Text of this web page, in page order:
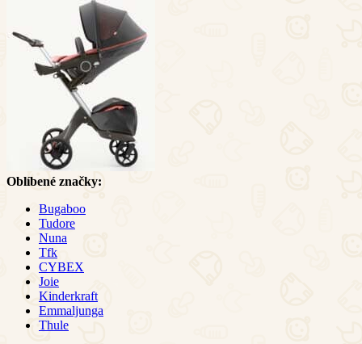
Oblíbené značky:
Bugaboo
Tudore
Nuna
Tfk
CYBEX
Joie
Kinderkraft
Emmaljunga
Thule